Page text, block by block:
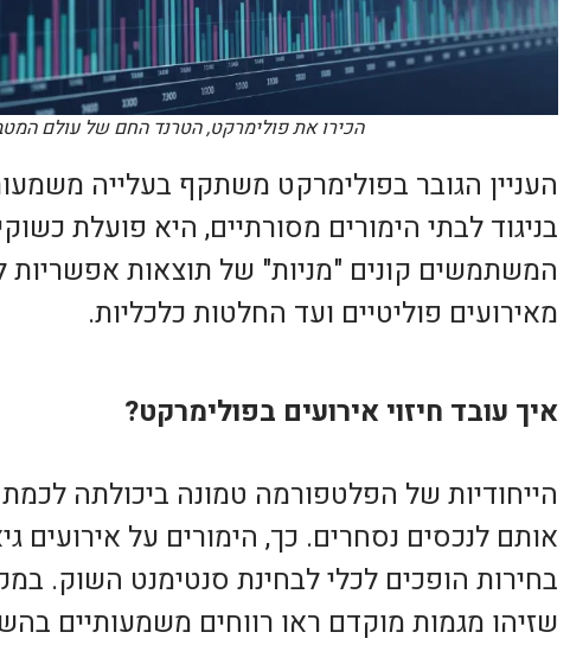
הכירו את פולימרקט, הטרנד החם של עולם
העניין הגובר בפולימרקט משתקף בעלייה
בניגוד לבתי הימורים מסורתיים, היא פועלת
המשתמשים קונים "מניות" של תוצאות אפשריות
מאירועים פוליטיים ועד החלטות כלכליות.
איך עובד חיזוי אירועים בפולימרקט?
הייחודיות של הפלטפורמה טמונה ביכולתה
אותם לנכסים נסחרים. כך, הימורים על אירועים
בחירות הופכים לכלי לבחינת סנטימנט השוק.
שזיהו מגמות מוקדם ראו רווחים משמעותיים